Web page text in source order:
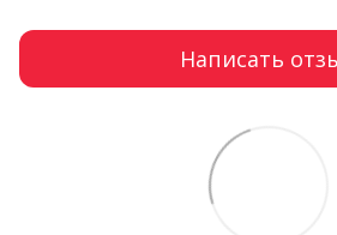
Написать